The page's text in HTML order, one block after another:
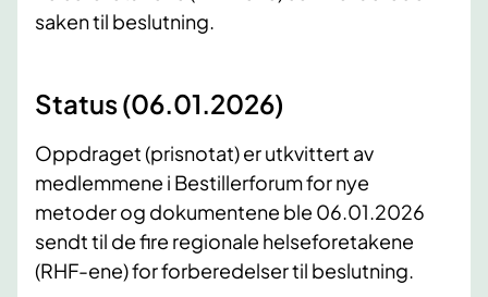
saken til beslutning.
Status (06.01.2026)
Oppdraget (prisnotat) er utkvittert av
medlemmene i Bestillerforum for nye
metoder og dokumentene ble 06.01.2026
sendt til de fire regionale helseforetakene
(RHF-ene) for forberedelser til beslutning.